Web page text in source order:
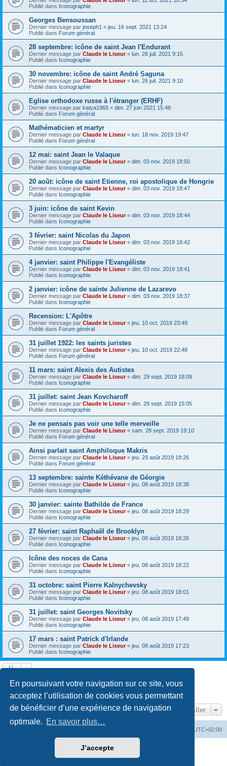
En poursuivant votre navigation sur ce site, vous
acceptez l’utilisation de cookies vous permettant
de bénéficier d’une expérience de navigation
optimale. En savoir plus…
J’accepte
Publié dans Iconographie
Georges Bensoussan
Dernier message par joseph1 « jeu. 16 sept. 2021 13:24
Publié dans Forum général
28 septembre: icône de saint Jean l'Endurant
Dernier message par Claude le Liseur« lun. 26 juil. 2021 9:15
Publié dans Iconographie
30 novembre: icône de saint André Șaguna
Dernier message par Claude le Liseur« lun. 26 juil. 2021 9:10
Publié dans Iconographie
Eglise orthodoxe russe à l'étranger (ERHF)
Dernier message par katya1965 « dim. 27 juin 2021 15:48
Publié dans Forum général
Mathématicien et martyr
Dernier message par Claude le Liseur« lun. 18 nov. 2019 19:47
Publié dans Forum général
12 mai: saint Jean le Valaque
Dernier message par Claude le Liseur« dim. 03 nov. 2019 18:50
Publié dans Iconographie
20 août: icône de saint Etienne, roi apostolique de Hongrie
Dernier message par Claude le Liseur« dim. 03 nov. 2019 18:47
Publié dans Iconographie
3 juin: icône de saint Kevin
Dernier message par Claude le Liseur« dim. 03 nov. 2019 18:44
Publié dans Iconographie
3 février: saint Nicolas du Japon
Dernier message par Claude le Liseur« dim. 03 nov. 2019 18:42
Publié dans Iconographie
4 janvier: saint Philippe l'Evangéliste
Dernier message par Claude le Liseur« dim. 03 nov. 2019 18:41
Publié dans Iconographie
2 janvier: icône de sainte Julienne de Lazarevo
Dernier message par Claude le Liseur« dim. 03 nov. 2019 18:37
Publié dans Iconographie
Recension: L'Apôtre
Dernier message par Claude le Liseur« jeu. 10 oct. 2019 23:49
Publié dans Forum général
31 juillet 1922: les saints juristes
Dernier message par Claude le Liseur« jeu. 10 oct. 2019 22:48
Publié dans Forum général
11 mars: saint Alexis des Autistes
Dernier message par Claude le Liseur« dim. 29 sept. 2019 18:09
Publié dans Iconographie
31 juillet: saint Jean Kovcharoff
Dernier message par Claude le Liseur« dim. 29 sept. 2019 15:05
Publié dans Iconographie
Je ne pensais pas voir une telle merveille
Dernier message par Claude le Liseur« sam. 28 sept. 2019 19:10
Publié dans Forum général
Ainsi parlait saint Amphiloque Makris
Dernier message par Claude le Liseur« jeu. 29 août 2019 18:26
Publié dans Forum général
13 septembre: sainte Kéthévane de Géorgie
Dernier message par Claude le Liseur« jeu. 08 août 2019 18:38
Publié dans Iconographie
30 janvier: sainte Bathilde de France
Dernier message par Claude le Liseur« jeu. 08 août 2019 18:29
Publié dans Iconographie
27 février: saint Raphaël de Brooklyn
Dernier message par Claude le Liseur« jeu. 08 août 2019 18:26
Publié dans Iconographie
Icône des noces de Cana
Dernier message par Claude le Liseur« jeu. 08 août 2019 18:22
Publié dans Iconographie
31 octobre: saint Pierre Kalnychevsky
Dernier message par Claude le Liseur« jeu. 08 août 2019 18:01
Publié dans Iconographie
31 juillet: saint Georges Novitsky
Dernier message par Claude le Liseur« jeu. 08 août 2019 17:49
Publié dans Iconographie
17 mars : saint Patrick d'Irlande
Dernier message par Claude le Liseur« jeu. 08 août 2019 17:23
Publié dans Iconographie
Page1sur20
3
Aller
UTC+02:00
phpBB® Forum Software © phpBB Limited
©